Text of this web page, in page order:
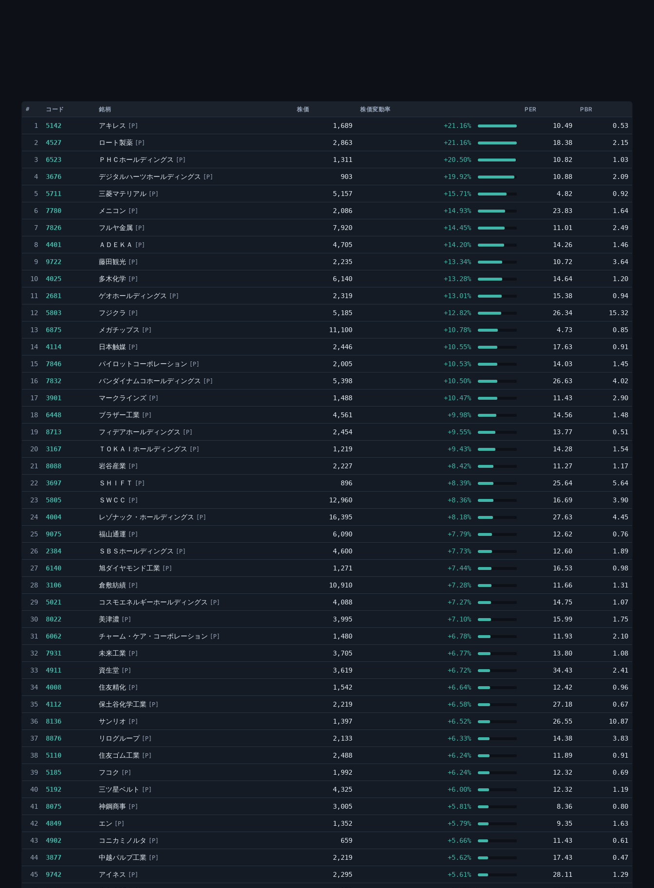
# コード 銘柄 株価 株価変動率 PER PBR
1 5142 アキレス [P] 1,689 +21.16% 10.49 0.53
2 4527 ロート製薬 [P] 2,863 +21.16% 18.38 2.15
3 6523 ＰＨＣホールディングス [P] 1,311 +20.50% 10.82 1.03
4 3676 デジタルハーツホールディングス [P] 903 +19.92% 10.88 2.09
5 5711 三菱マテリアル [P] 5,157 +15.71% 4.82 0.92
6 7780 メニコン [P] 2,086 +14.93% 23.83 1.64
7 7826 フルヤ金属 [P] 7,920 +14.45% 11.01 2.49
8 4401 ＡＤＥＫＡ [P] 4,705 +14.20% 14.26 1.46
9 9722 藤田観光 [P] 2,235 +13.34% 10.72 3.64
10 4025 多木化学 [P] 6,140 +13.28% 14.64 1.20
11 2681 ゲオホールディングス [P] 2,319 +13.01% 15.38 0.94
12 5803 フジクラ [P] 5,185 +12.82% 26.34 15.32
13 6875 メガチップス [P] 11,100 +10.78% 4.73 0.85
14 4114 日本触媒 [P] 2,446 +10.55% 17.63 0.91
15 7846 パイロットコーポレーション [P] 2,005 +10.53% 14.03 1.45
16 7832 バンダイナムコホールディングス [P] 5,398 +10.50% 26.63 4.02
17 3901 マークラインズ [P] 1,488 +10.47% 11.43 2.90
18 6448 ブラザー工業 [P] 4,561 +9.98% 14.56 1.48
19 8713 フィデアホールディングス [P] 2,454 +9.55% 13.77 0.51
20 3167 ＴＯＫＡＩホールディングス [P] 1,219 +9.43% 14.28 1.54
21 8088 岩谷産業 [P] 2,227 +8.42% 11.27 1.17
22 3697 ＳＨＩＦＴ [P] 896 +8.39% 25.64 5.64
23 5805 ＳＷＣＣ [P] 12,960 +8.36% 16.69 3.90
24 4004 レゾナック・ホールディングス [P] 16,395 +8.18% 27.63 4.45
25 9075 福山通運 [P] 6,090 +7.79% 12.62 0.76
26 2384 ＳＢＳホールディングス [P] 4,600 +7.73% 12.60 1.89
27 6140 旭ダイヤモンド工業 [P] 1,271 +7.44% 16.53 0.98
28 3106 倉敷紡績 [P] 10,910 +7.28% 11.66 1.31
29 5021 コスモエネルギーホールディングス [P] 4,088 +7.27% 14.75 1.07
30 8022 美津濃 [P] 3,995 +7.10% 15.99 1.75
31 6062 チャーム・ケア・コーポレーション [P] 1,480 +6.78% 11.93 2.10
32 7931 未来工業 [P] 3,705 +6.77% 13.80 1.08
33 4911 資生堂 [P] 3,619 +6.72% 34.43 2.41
34 4008 住友精化 [P] 1,542 +6.64% 12.42 0.96
35 4112 保土谷化学工業 [P] 2,219 +6.58% 27.18 0.67
36 8136 サンリオ [P] 1,397 +6.52% 26.55 10.87
37 8876 リログループ [P] 2,133 +6.33% 14.38 3.83
38 5110 住友ゴム工業 [P] 2,488 +6.24% 11.89 0.91
39 5185 フコク [P] 1,992 +6.24% 12.32 0.69
40 5192 三ツ星ベルト [P] 4,325 +6.00% 12.32 1.19
41 8075 神鋼商事 [P] 3,005 +5.81% 8.36 0.80
42 4849 エン [P] 1,352 +5.79% 9.35 1.63
43 4902 コニカミノルタ [P] 659 +5.66% 11.43 0.61
44 3877 中越パルプ工業 [P] 2,219 +5.62% 17.43 0.47
45 9742 アイネス [P] 2,295 +5.61% 28.11 1.29